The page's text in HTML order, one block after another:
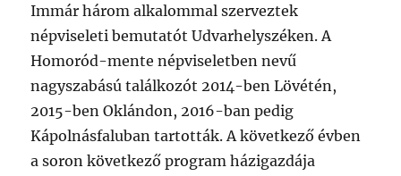
Immár három alkalommal szerveztek
népviseleti bemutatót Udvarhelyszéken. A
Homoród-mente népviseletben nevű
nagyszabású találkozót 2014-ben Lövétén,
2015-ben Oklándon, 2016-ban pedig
Kápolnásfaluban tartották. A következő évben
a soron következő program házigazdája